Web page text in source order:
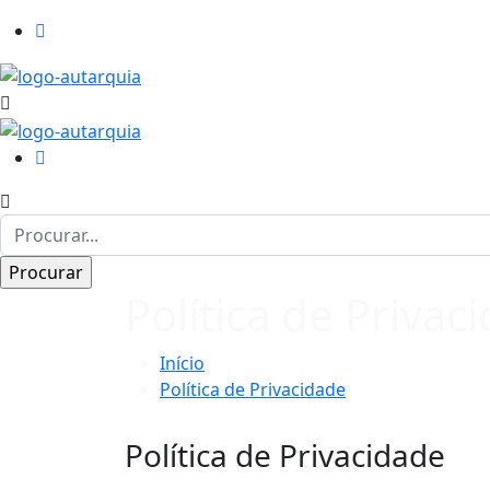
Início
Política de Privacidade
Política de Privacidade